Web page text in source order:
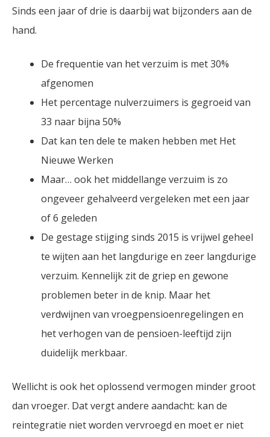
Sinds een jaar of drie is daarbij wat bijzonders aan de
hand.
De frequentie van het verzuim is met 30%
afgenomen
Het percentage nulverzuimers is gegroeid van
33 naar bijna 50%
Dat kan ten dele te maken hebben met Het
Nieuwe Werken
Maar… ook het middellange verzuim is zo
ongeveer gehalveerd vergeleken met een jaar
of 6 geleden
De gestage stijging sinds 2015 is vrijwel geheel
te wijten aan het langdurige en zeer langdurige
verzuim. Kennelijk zit de griep en gewone
problemen beter in de knip. Maar het
verdwijnen van vroegpensioenregelingen en
het verhogen van de pensioen-leeftijd zijn
duidelijk merkbaar.
Wellicht is ook het oplossend vermogen minder groot
dan vroeger. Dat vergt andere aandacht: kan de
reintegratie niet worden vervroegd en moet er niet